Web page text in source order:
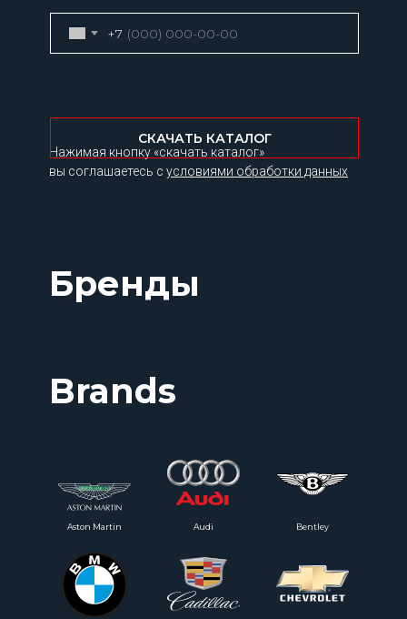
Нажимая кнопку «скачать каталог»
вы соглашаетесь с условиями обработки данных
+7
СКАЧАТЬ КАТАЛОГ
Бренды
Brands
Aston Martin Audi Bentley